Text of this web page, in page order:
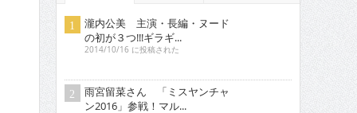
雨宮留菜さん 「ミスヤンチャ
ン2016」参戦！マル...
2016/5/16 に投稿された
真琴 セクシーDVDをリリース